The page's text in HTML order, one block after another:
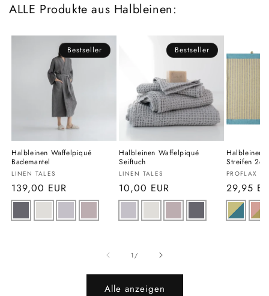
ALLE Produkte aus Halbleinen:
Bestseller
Halbleinen Waffelpiqué
Bademantel
Anbieter:
LINEN TALES
Normaler
Preis
139,00 EUR
Bestseller
Halbleinen Waffelpiqué
Seiftuch
Anbieter:
LINEN TALES
Normaler
Preis
10,00 EUR
Halbleinen
Streifen
Anbieter:
PROFLAX
Normaler
Preis
29,95
1 /Ab
Alle anzeigen